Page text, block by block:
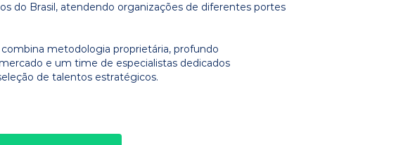
do Brasil, atendendo organizações de diferentes portes
metodologia proprietária, profundo
e um time de especialistas dedicados
de talentos estratégicos.